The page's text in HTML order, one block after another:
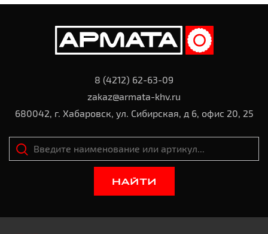
8 (4212) 62-63-09
zakaz@armata-khv.ru
680042, г. Хабаровск, ул. Сибирская, д 6, офис 20, 25
НАЙТИ